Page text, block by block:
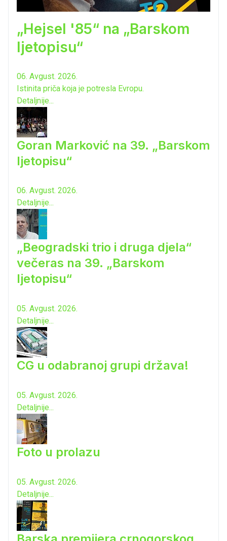
„Hejsel '85“ na „Barskom
ljetopisu“
06. Avgust. 2026.
Istinita priča koja je potresla Evropu.
Detaljnije...
Goran Marković na 39. „Barskom
ljetopisu“
06. Avgust. 2026.
Detaljnije...
„Beogradski trio i druga djela“
večeras na 39. „Barskom
ljetopisu“
05. Avgust. 2026.
Detaljnije...
CG u odabranoj grupi država!
05. Avgust. 2026.
Detaljnije...
Foto u prolazu
05. Avgust. 2026.
Detaljnije...